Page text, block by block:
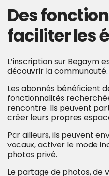
Des
faciliter les
L’inscription sur Begaym
découvrir la communauté.
Les abonnés bénéficient
fonctionnalités
rencontre. Ils peuvent
créer leurs propres
Par ailleurs, ils peuvent
vocaux, activer le mode
photos privé.
Le partage de photos, de